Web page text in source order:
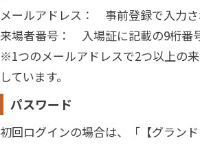
メールアドレス： 事前登録で入力
来場者番号： 入場証に記載の9桁番
※1つのメールアドレスで2つ以上の
しています。
パスワード
初回ログインの場合は、「【グラン